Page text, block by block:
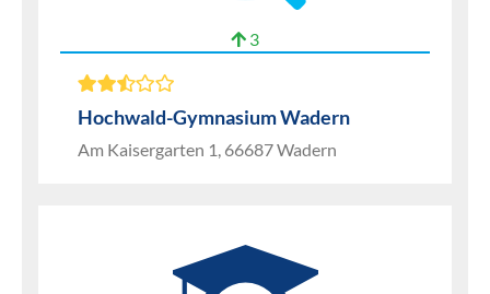
3
Hochwald-Gymnasium Wadern
Am Kaisergarten 1, 66687 Wadern